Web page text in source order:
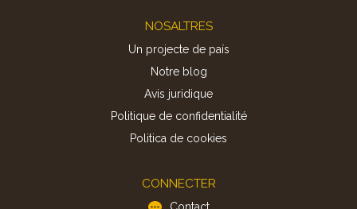
NOSALTRES
Un projecte de país
Notre blog
Avis juridique
Politique de confidentialité
Politica de cookies
CONNECTER
Contact